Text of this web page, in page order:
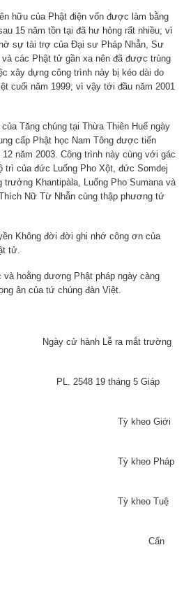
của Phật điện vốn được làm bằng
15 năm tồn tại đã hư hỏng rất nhiều; vì
sự tài trợ của Đại sư Pháp Nhẫn, Sư
các Phật tử gần xa nên đã được trùng
xây dựng công trình này bị kéo dài do
cuối năm 1999; vì vậy tới đầu năm 2001
chúng tại Thừa Thiên Huế ngày
cấp Phật học Nam Tông được tiến
năm 2003. Công trình này cùng với gác
của đức Luống Pho Xột, đức Somdej
trưởng Khantipàla, Luống Pho Sumana và
Nữ Từ Nhẫn cùng thập phương tứ
đời đời ghi nhớ công ơn của
tử.
dương Phật pháp ngày càng
ân của tứ chúng đàn Việt.
Lễ ra mắt trường
tháng 5 Giáp
Giới
Pháp
Tuệ